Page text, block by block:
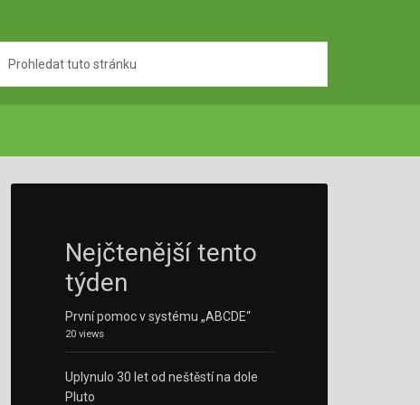
Nejčtenější tento
týden
První pomoc v systému „ABCDE“
20 views
Uplynulo 30 let od neštěstí na dole
Pluto